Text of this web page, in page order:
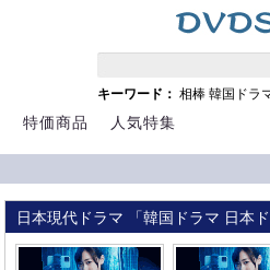
キーワード： 相棒 韓国ドラ
特価商品 人気特集
日本現代ドラマ 「韓国ドラマ 日本